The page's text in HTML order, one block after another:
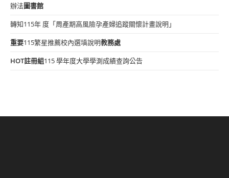
辦法圖書館
轉知115年 度「周產期高風險孕產婦追蹤關懷計畫說明」
重要115繁星推薦校內選填說明教務處
HOT註冊組115 學年度大學學測成績查詢公告